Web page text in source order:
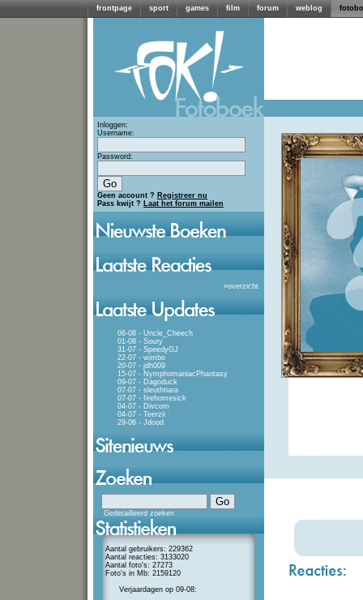
frontpage sport games film forum weblog
Inloggen:
Username:
Password:
Geen account ? Registreer nu
Pass kwijt ? Laat het forum mailen
»overzicht
06-08 - Uncle_Cheech
01-08 - Soury
31-07 - SpeedyGJ
22-07 - wimbo
20-07 - jdh009
15-07 - NymphomaniacPhantasy
09-07 - Dagoduck
07-07 - sleuthtiara
07-07 - firehomesick
04-07 - Divcom
04-07 - Teerzii
29-06 - Jdood
Gedetailleerd zoeken
Aantal gebruikers: 229362
Aantal reacties: 3133020
Aantal foto's: 27273
Foto's in Mb: 2159120
Verjaardagen op 09-08: